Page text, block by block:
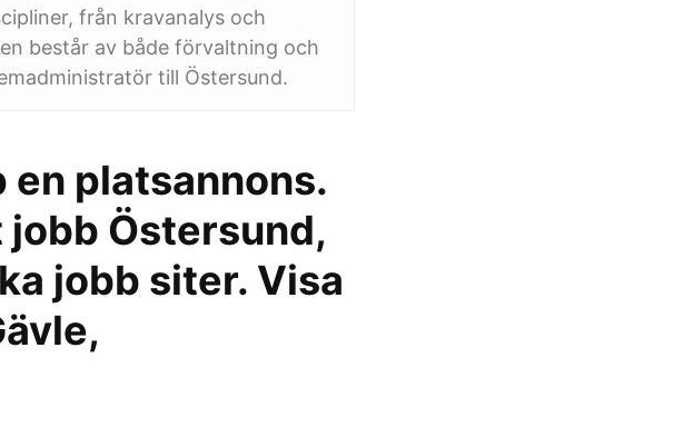
från kravanalys och
består av både förvaltning och
till Östersund.
platsannons.
Östersund,
jobb siter. Visa